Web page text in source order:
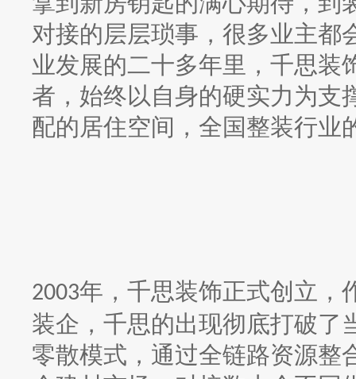
对接的层层琐事，很多业主都
业发展的二十多年里，千思装
者，始终以自身的硬实力为支
配的居住空间， 全国整装行业
2003年，千思装饰正式创立，
装企，千思的出现彻底打破了
零散模式，通过全链路资源整